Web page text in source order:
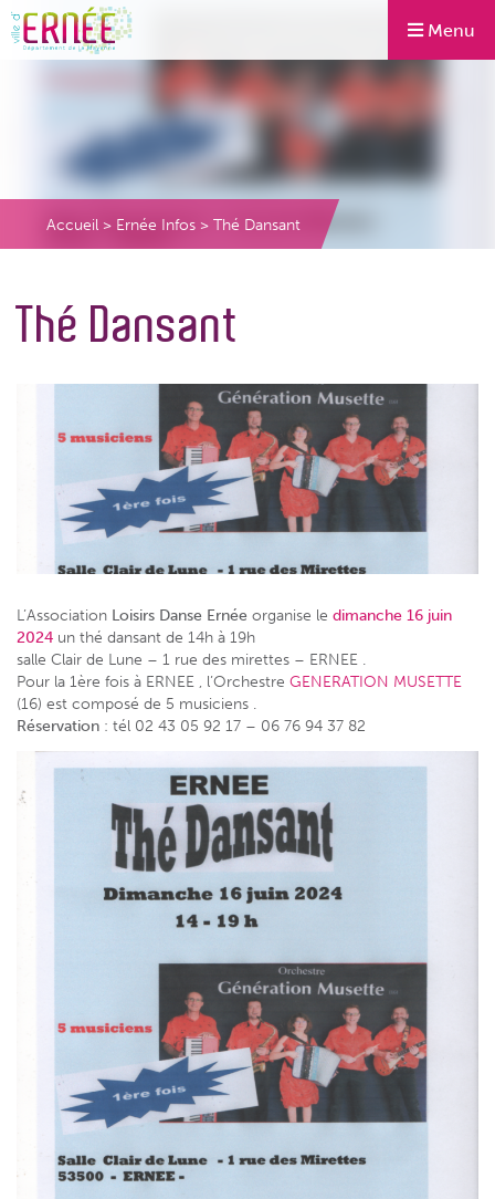
Menu
Accueil > Ernée Infos > Thé Dansant
Thé Dansant
L’Association Loisirs Danse Ernée organise le dimanche 16 juin
2024 un thé dansant de 14h à 19h
salle Clair de Lune – 1 rue des mirettes – ERNEE .
Pour la 1ère fois à ERNEE , l’Orchestre GENERATION MUSETTE
(16) est composé de 5 musiciens .
Réservation : tél 02 43 05 92 17 – 06 76 94 37 82